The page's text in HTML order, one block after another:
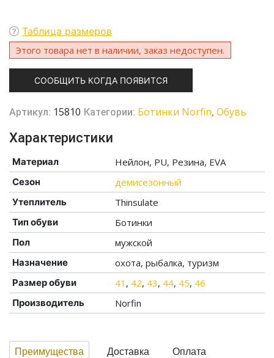
Таблица размеров
Этого товара нет в наличии, заказ недоступен.
СООБЩИТЬ КОГДА ПОЯВИТСЯ
Артикул: 15810 Категории: Ботинки Norfin, Обувь
Характеристики
Материал Нейлон, PU, Резина, EVA
Сезон демисезонный
Утеплитель Thinsulate
Тип обуви Ботинки
Пол мужской
Назначение охота, рыбалка, туризм
Размер обуви 41 , 42, 43, 44, 45, 46
Производитель Norfin
Преимущества Доставка Оплата